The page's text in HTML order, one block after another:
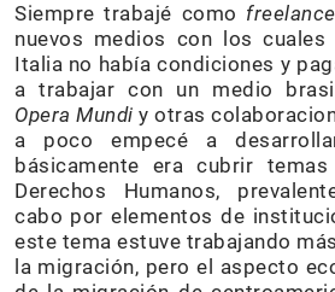
Siempre trabajé como freelance
nuevos medios con los
Italia no había condiciones y
a trabajar con un medio
Opera Mundi y otras
a poco empecé a
básicamente era cubrir
Derechos Humanos,
cabo por elementos de
este tema estuve trabajando
la migración, pero el aspecto